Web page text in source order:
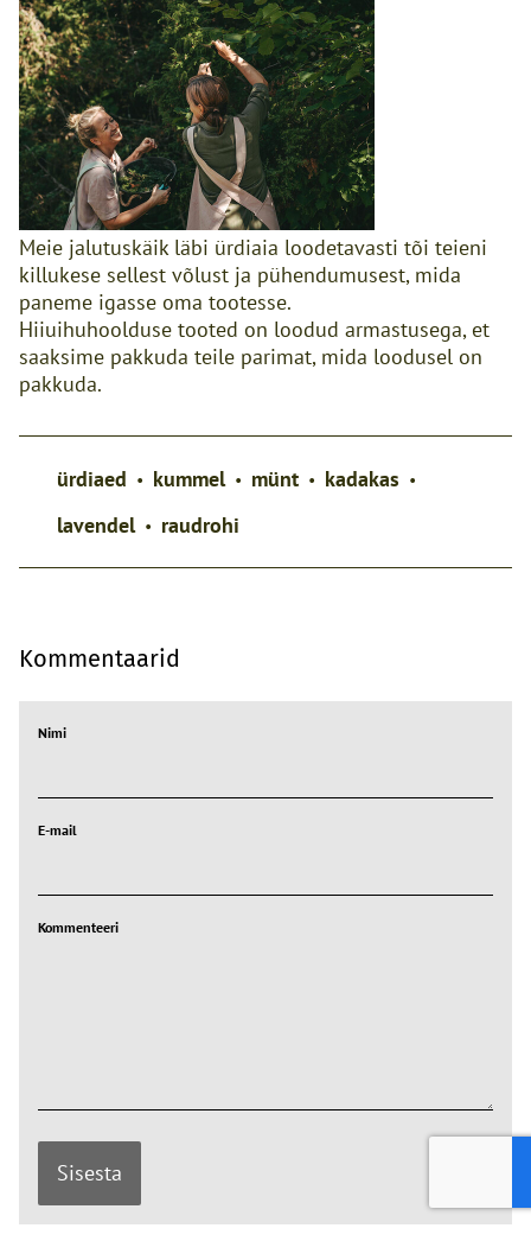
Meie jalutuskäik läbi ürdiaia loodetavasti tõi teieni
killukese sellest võlust ja pühendumusest, mida
paneme igasse oma tootesse.
Hiiuihuhoolduse tooted on loodud armastusega, et
saaksime pakkuda teile parimat, mida loodusel on
pakkuda.
ürdiaed • kummel • münt • kadakas •
lavendel • raudrohi
Kommentaarid
Nimi
E-mail
Kommenteeri